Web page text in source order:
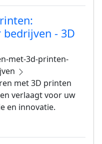
bedrijven - 3D
met-3d-printen-
met 3D printen
verlaagt voor uw
en innovatie.